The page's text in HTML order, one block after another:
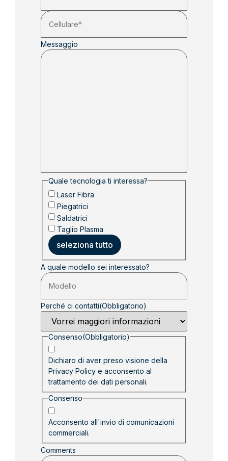
Messaggio
Quale tecnologia ti interessa?
Laser Fibra
Piegatrici
Saldatrici
Taglio Plasma
seleziona tutto
A quale modello sei interessato?
Perché ci contatti(Obbligatorio)
Consenso(Obbligatorio)
Dichiaro di aver preso visione della
Privacy Policye acconsento al
trattamento dei dati personali.
Consenso
Acconsento all'invio di comunicazioni
commerciali.
Comments